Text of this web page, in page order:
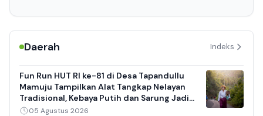
Daerah Indeks
Fun Run HUT RI ke-81 di Desa Tapandullu
Mamuju Tampilkan Alat Tangkap Nelayan
Tradisional, Kebaya Putih dan Sarung Jadi
Daya Tarik
05 Agustus 2026